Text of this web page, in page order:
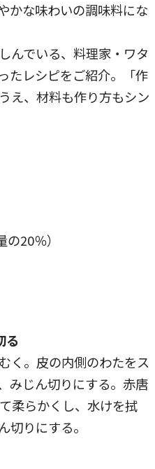
かな味わいの調味料にな
んでいる、料理家・ワタ
たレシピをご紹介。「作
え、材料も作り方もシン
20％）
る
く。皮の内側のわたをス
みじん切りにする。赤唐
柔らかくし、水けを拭
切りにする。